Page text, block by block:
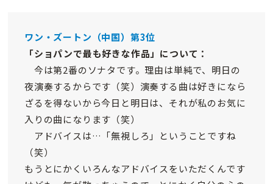
ワン・ズートン（中国）第3位
「ショパンで最も好きな作品」について：
今は第2番のソナタです。理由は単純で、明日の
夜演奏するからです（笑）演奏する曲は好きになら
ざるを得ないから今日と明日は、それが私のお気に
入りの曲になります（笑）
アドバイスは…「無視しろ」ということですね
（笑）
もうとにかくいろんなアドバイスをいただくんです